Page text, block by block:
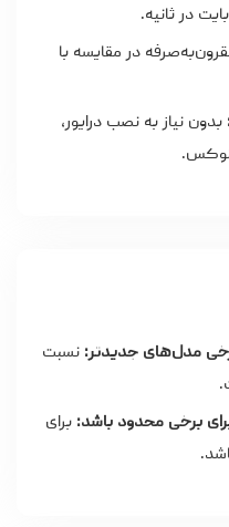
در مقایسه با
بدون نیاز به نصب درایور،
مدل‌های جدیدتر: نسبت
برخی محدود باشد: برای